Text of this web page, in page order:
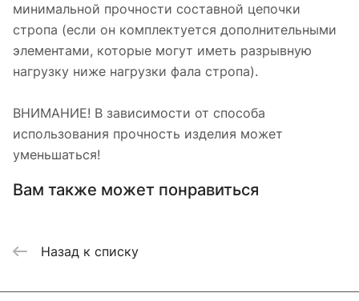
минимальной прочности составной цепочки
стропа (если он комплектуется дополнительными
элементами, которые могут иметь разрывную
нагрузку ниже нагрузки фала стропа).
ВНИМАНИЕ! В зависимости от способа
использования прочность изделия может
уменьшаться!
Вам также может понравиться
Назад к списку